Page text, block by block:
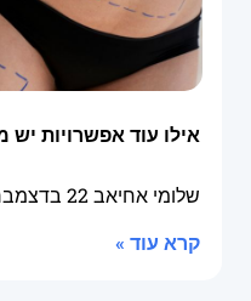
אילו עוד אפשרויות
שלומי אחיאב22 בדצמבר 2025
קרא עוד »